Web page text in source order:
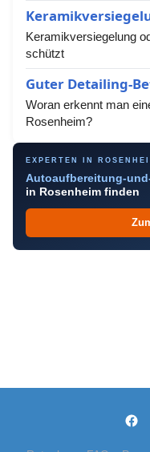
Keramikversiegelung
schützt
Guter Detailing-
Woran erkennt man
Rosenheim?
EXPERTEN IN
Autoaufbereitung-
in Rosenheim finden